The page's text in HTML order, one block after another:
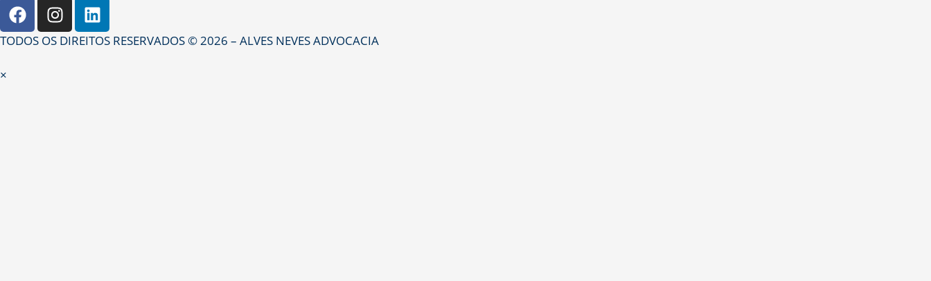
TODOS OS DIREITOS RESERVADOS © 2026 – ALVES NEVES ADVOCACIA
×